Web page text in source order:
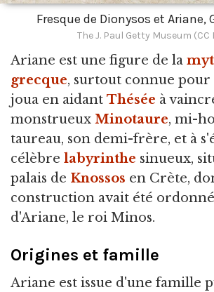
Fresque de Dionysos et Ariane,
The J. Paul Getty Museum (CC
Ariane est une figure de la
grecque, surtout connue
joua en aidant Thésée à
monstrueux Minotaure, mi-
taureau, son demi-frère, et à
célèbre labyrinthe sinueux,
palais de Knossos en Crète,
construction avait été
d'Ariane, le roi Minos.
Origines et famille
Ariane est issue d'une famille